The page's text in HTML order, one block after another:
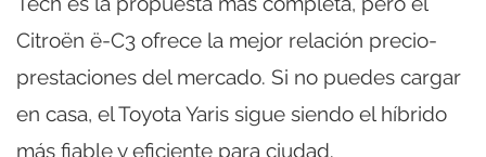
Citroën ë-C3 ofrece la mejor relación precio-
prestaciones del mercado. Si no puedes cargar
en casa, el Toyota Yaris sigue siendo el híbrido
más fiable y eficiente para ciudad.